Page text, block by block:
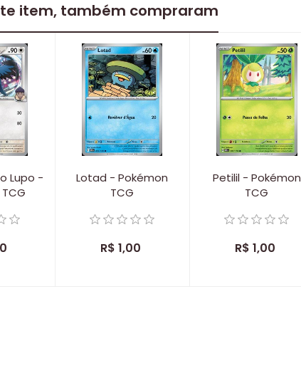
item, também compraram
Lupo -
Lotad - Pokémon
TCG
R$ 1,00
Petilil - Pokémon
TCG
R$ 1,00